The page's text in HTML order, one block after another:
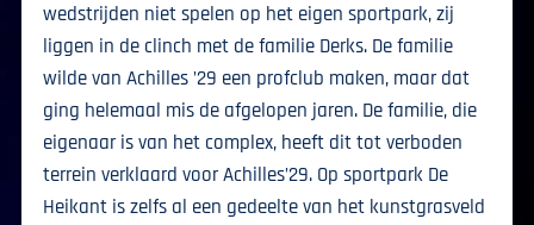
wedstrijden niet spelen op het eigen sportpark, zij
liggen in de clinch met de familie Derks. De familie
wilde van Achilles ’29 een profclub maken, maar dat
ging helemaal mis de afgelopen jaren. De familie, die
eigenaar is van het complex, heeft dit tot verboden
terrein verklaard voor Achilles’29. Op sportpark De
Heikant is zelfs al een gedeelte van het kunstgrasveld